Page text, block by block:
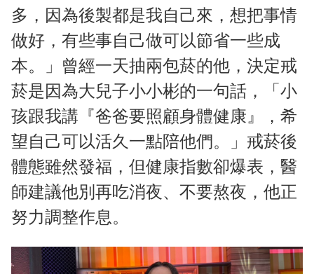
多，因為後製都是我自己來，想把事情
做好，有些事自己做可以節省一些成
本。」曾經一天抽兩包菸的他，決定戒
菸是因為大兒子小小彬的一句話，「小
孩跟我講『爸爸要照顧身體健康』，希
望自己可以活久一點陪他們。」戒菸後
體態雖然發福，但健康指數卻爆表，醫
師建議他別再吃消夜、不要熬夜，他正
努力調整作息。